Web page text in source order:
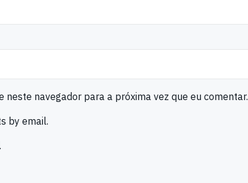
neste navegador para a próxima vez que eu comentar.
by email.